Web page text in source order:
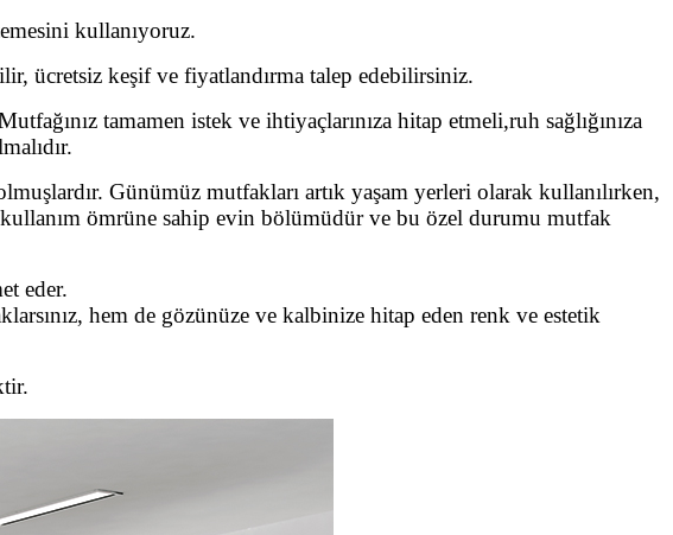
kullanıyoruz.
ücretsiz keşif ve fiyatlandırma talep edebilirsiniz.
tamamen istek ve ihtiyaçlarınıza hitap etmeli,ruh sağlığınıza
Günümüz mutfakları artık yaşam yerleri olarak kullanılırken,
ömrüne sahip evin bölümüdür ve bu özel durumu mutfak
eder.
hem de gözünüze ve kalbinize hitap eden renk ve estetik